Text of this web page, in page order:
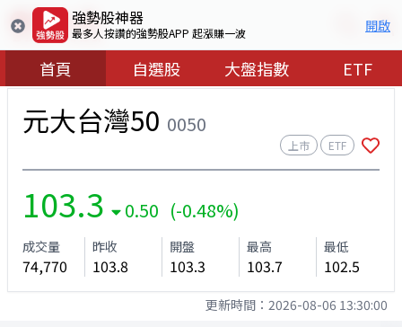
強勢股神器
最多人按讚的強勢股APP 起漲賺一波 開啟
首頁 自選股 大盤指數 ETF
元大台灣50 0050
上市 ETF
103.3 0.50 (-0.48%)
成交量
74,770
昨收
103.8
開盤
103.3
最高
103.7
最低
102.5
更新時間： 2026-08-06 13:30:00